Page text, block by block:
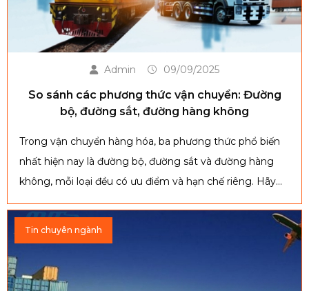
Admin 09/09/2025
So sánh các phương thức vận chuyển: Đường
bộ, đường sắt, đường hàng không
Trong vận chuyển hàng hóa, ba phương thức phổ biến
nhất hiện nay là đường bộ, đường sắt và đường hàng
không, mỗi loại đều có ưu điểm và hạn chế riêng. Hãy
cùng Vận tải Quốc Vương theo dõi nội dung dưới đây
để so sánh chi tiết và tìm ra giải pháp vận chuyển tối ưu
cho nhu cầu của bạn.
Tin chuyên ngành